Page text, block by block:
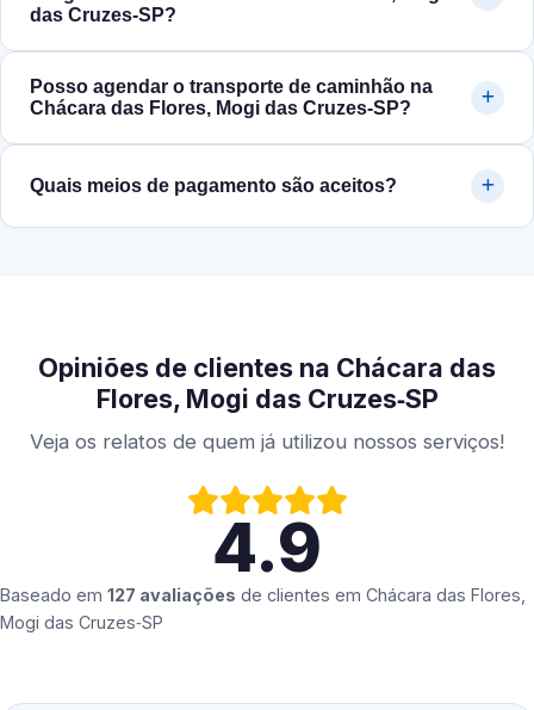
das Cruzes‑SP?
Posso agendar o transporte de caminhão na
Chácara das Flores, Mogi das Cruzes‑SP?
Quais meios de pagamento são aceitos?
Opiniões de clientes na Chácara das
Flores, Mogi das Cruzes‑SP
Veja os relatos de quem já utilizou nossos serviços!
4.9
Baseado em 127 avaliações de clientes em Chácara das Flores,
Mogi das Cruzes‑SP